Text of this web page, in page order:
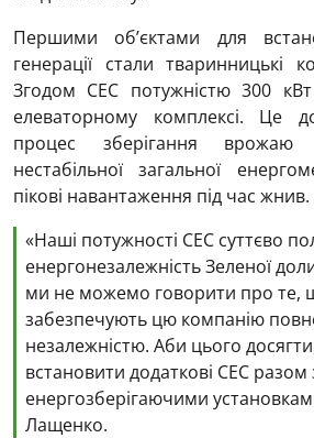
Першими об’єктами для
генерації стали тваринницькі
Згодом СЕС потужністю 300
елеваторному комплексі. Це
процес зберігання врожаю
нестабільної загальної
пікові навантаження під час жнив.
«Наші потужності СЕС суттєво
енергонезалежність Зеленої
ми не можемо говорити про те,
забезпечують цю компанію
незалежністю. Аби цього
встановити додаткові СЕС разом
енергозберігаючими
Лащенко.